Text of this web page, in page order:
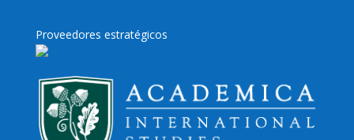
Proveedores estratégicos